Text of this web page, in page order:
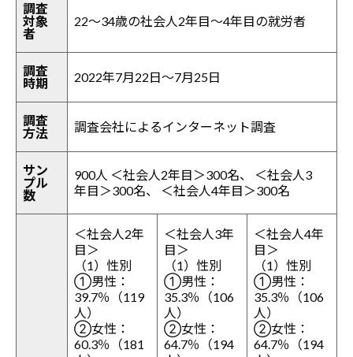
調査
対象
者
22～34歳の社会人2年目～4年目の就労者
調査
時期
2022年7月22日～7月25日
調査
方法
調査会社によるインターネット調査
サン
プル
数
900人 ＜社会人2年目＞300名、 ＜社会人3
年目＞300名、 ＜社会人4年目＞300名
＜社会人2年
目＞
（1）性別
①男性：
39.7％（119
人）
②女性：
60.3％（181
＜社会人3年
目＞
（1）性別
①男性：
35.3％（106
人）
②女性：
64.7％（194
＜社会人4年
目＞
（1）性別
①男性：
35.3％（106
人）
②女性：
64.7％（194